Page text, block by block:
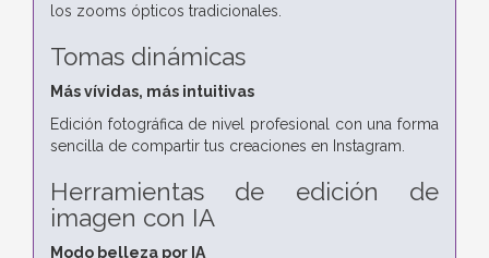
los zooms ópticos tradicionales.
Tomas dinámicas
Más vívidas, más intuitivas
Edición fotográfica de nivel profesional con una forma
sencilla de compartir tus creaciones en Instagram.
Herramientas de edición de
imagen con IA
Modo belleza por IA